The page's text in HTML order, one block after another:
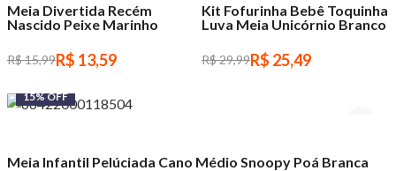
Meia Divertida Recém
Nascido Peixe Marinho
R$ 15,99R$ 13,59
Kit Fofurinha Bebê Toquinha
Luva Meia Unicórnio Branco
R$ 29,99R$ 25,49
15% OFF
Meia Infantil Pelúciada Cano Médio Snoopy Poá Branca